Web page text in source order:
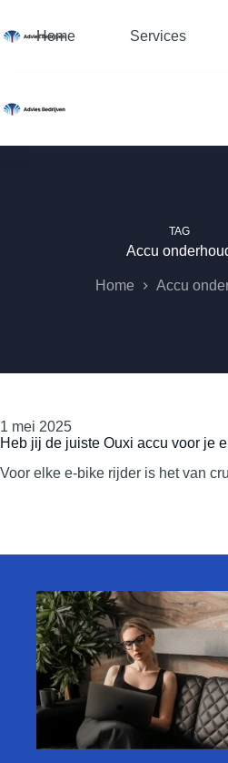
de
Home Services
TAG
Accu
Home Accu
1 mei 2025
Heb jij de juiste Ouxi accu voor je
Voor elke e-bike rijder is het van